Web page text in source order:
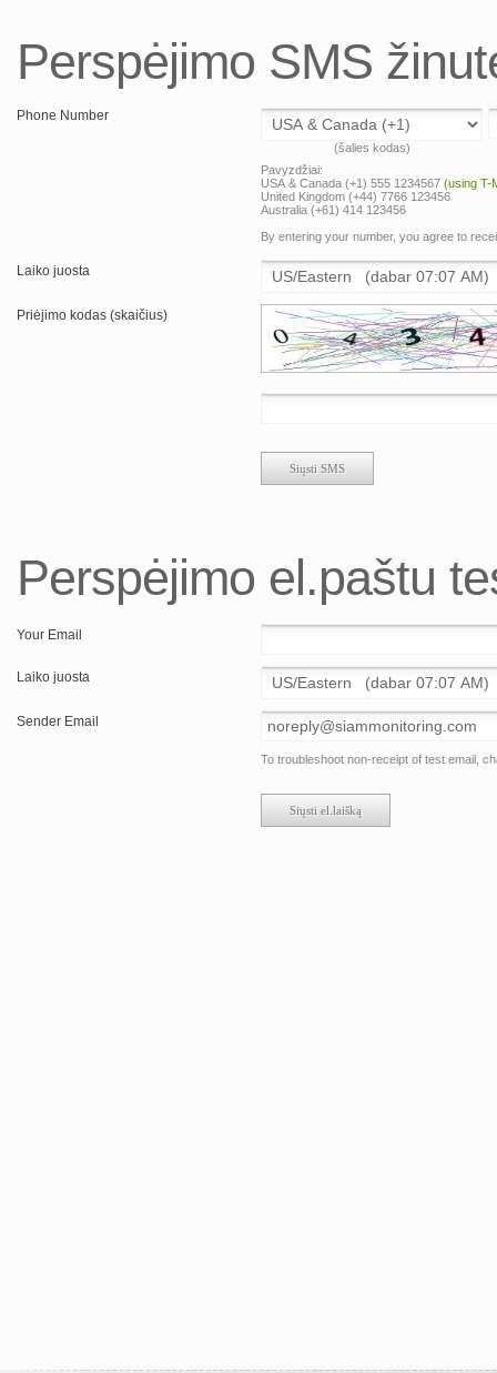
Perspėjimo SMS
Phone Number
(šalies kodas)
Pavyzdžiai:
USA & Canada (+1) 555 1234567 (using T-
United Kingdom (+44) 7766 123456
Australia (+61) 414 123456
By entering your number, you agree to
Laiko juosta
Priėjimo kodas (skaičius)
Perspėjimo el.paštu
Your Email
Laiko juosta
Sender Email
To troubleshoot non-receipt of test email,